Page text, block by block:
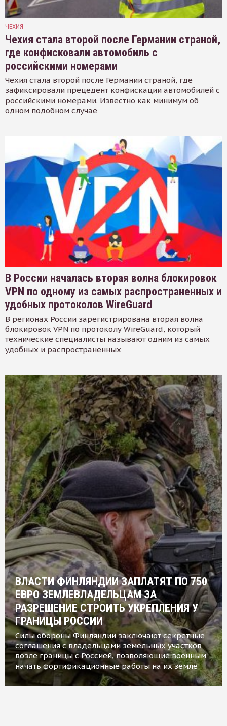
ЧЕХИЯ
Чехия стала второй после Германии страной,
где конфисковали автомобиль с
российскими номерами
Чехия стала второй после Германии страной, где
зафиксировали прецедент конфискации автомобилей с
российскими номерами. Известно как минимум об
одном подобном случае
В России началась вторая волна блокировок
VPN по одному из самых распространенных и
удобных протоколов WireGuard
В регионах России зарегистрирована вторая волна
блокировок VPN по протоколу WireGuard, который
технические специалисты называют одним из самых
удобных и распространенных
ВЛАСТИ ФИНЛЯНДИИ ЗАПЛАТЯТ ПО 750
ЕВРО ЗЕМЛЕВЛАДЕЛЬЦАМ ЗА
РАЗРЕШЕНИЕ СТРОИТЬ УКРЕПЛЕНИЯ У
ГРАНИЦЫ РОССИИ
Силы обороны Финляндии заключают секретные
соглашения с владельцами земельных участков
возле границы с Россией, позволяющие военным
начать фортификационные работы на их земле